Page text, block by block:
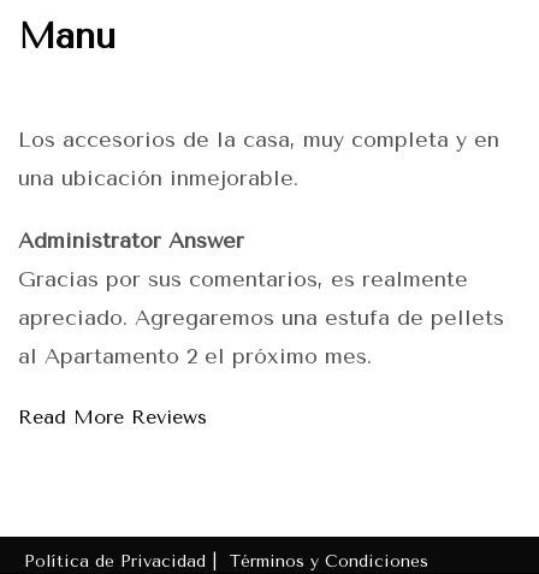
Manu
Los accesorios de la casa, muy completa y en
una ubicación inmejorable.
Administrator Answer
Gracias por sus comentarios, es realmente
apreciado. Agregaremos una estufa de pellets
al Apartamento 2 el próximo mes.
Read More Reviews
Política de Privacidad | Términos y Condiciones